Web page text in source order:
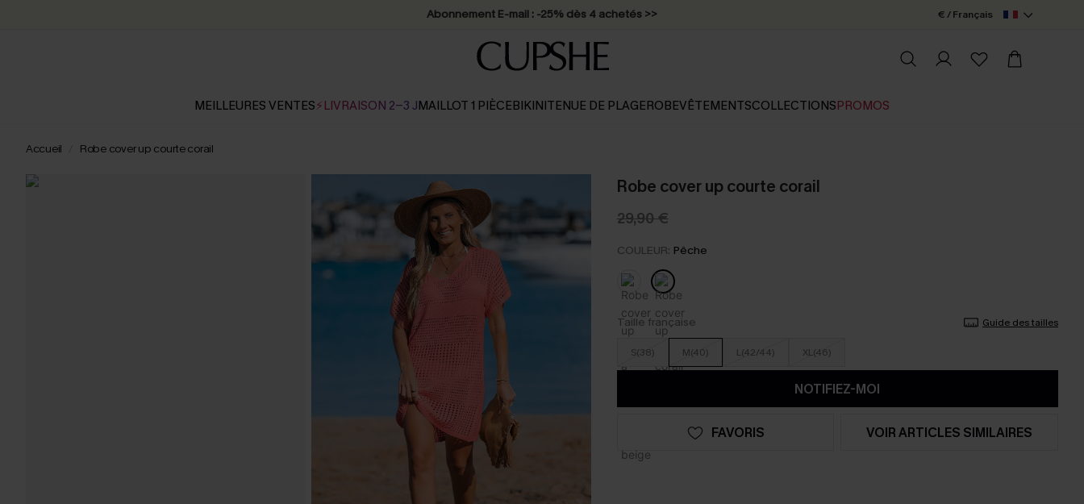
Abonnement E-mail : -25% dès 4 achetés >> € / Français
MEILLEURES VENTES⚡LIVRAISON 2-3 JMAILLOT 1 PIÈCEBIKINITENUE DE PLAGEROBEVÊTEMENTSCOLLECTIONSPROMOS
Accueil Robe cover up courte corail
Robe cover up courte corail
29,90 €
COULEUR: Pêche
Taille française Guide des tailles
S(38) M(40) L(42/44) XL(46)
NOTIFIEZ-MOI
FAVORIS VOIR ARTICLES SIMILAIRES